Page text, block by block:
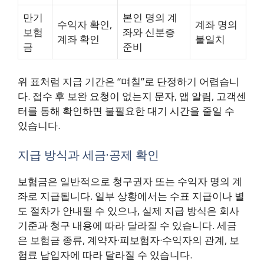
만기
보험
금
수익자 확인,
계좌 확인
본인 명의 계
좌와 신분증
준비
계좌 명의
불일치
위 표처럼 지급 기간은 “며칠”로 단정하기 어렵습니
다. 접수 후 보완 요청이 없는지 문자, 앱 알림, 고객센
터를 통해 확인하면 불필요한 대기 시간을 줄일 수
있습니다.
지급 방식과 세금·공제 확인
보험금은 일반적으로 청구권자 또는 수익자 명의 계
좌로 지급됩니다. 일부 상황에서는 수표 지급이나 별
도 절차가 안내될 수 있으나, 실제 지급 방식은 회사
기준과 청구 내용에 따라 달라질 수 있습니다. 세금
은 보험금 종류, 계약자·피보험자·수익자의 관계, 보
험료 납입자에 따라 달라질 수 있습니다.